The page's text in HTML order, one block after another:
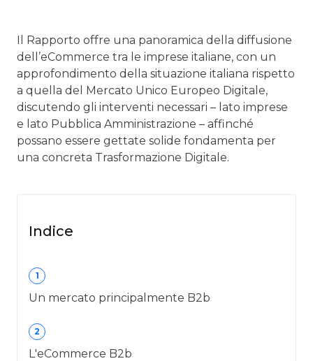
Il Rapporto offre una panoramica della diffusione
dell’eCommerce tra le imprese italiane, con un
approfondimento della situazione italiana rispetto
a quella del Mercato Unico Europeo Digitale,
discutendo gli interventi necessari – lato imprese
e lato Pubblica Amministrazione – affinché
possano essere gettate solide fondamenta per
una concreta Trasformazione Digitale.
Indice
1
Un mercato principalmente B2b
2
L'eCommerce B2b